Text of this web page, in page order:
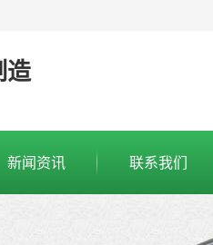
造
新闻资讯 联系我们